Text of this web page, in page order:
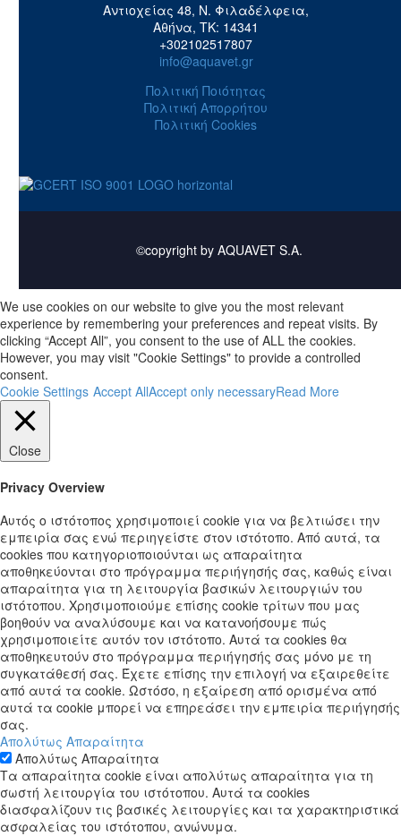
Αντιοχείας 48, Ν. Φιλαδέλφεια,
Αθήνα, ΤΚ: 14341
+302102517807
info@aquavet.gr
Πολιτική Ποιότητας
Πολιτική Απορρήτου
Πολιτική Cookies
©copyright by AQUAVET S.A.
We use cookies on our website to give you the most relevant
experience by remembering your preferences and repeat visits. By
clicking “Accept All”, you consent to the use of ALL the cookies.
However, you may visit "Cookie Settings" to provide a controlled
consent.
Cookie Settings Accept AllAccept only necessaryRead More
Close
Privacy Overview
Αυτός ο ιστότοπος χρησιμοποιεί cookie για να βελτιώσει την
εμπειρία σας ενώ περιηγείστε στον ιστότοπο. Από αυτά, τα
cookies που κατηγοριοποιούνται ως απαραίτητα
αποθηκεύονται στο πρόγραμμα περιήγησής σας, καθώς είναι
απαραίτητα για τη λειτουργία βασικών λειτουργιών του
ιστότοπου. Χρησιμοποιούμε επίσης cookie τρίτων που μας
βοηθούν να αναλύσουμε και να κατανοήσουμε πώς
χρησιμοποιείτε αυτόν τον ιστότοπο. Αυτά τα cookies θα
αποθηκευτούν στο πρόγραμμα περιήγησής σας μόνο με τη
συγκατάθεσή σας. Έχετε επίσης την επιλογή να εξαιρεθείτε
από αυτά τα cookie. Ωστόσο, η εξαίρεση από ορισμένα από
αυτά τα cookie μπορεί να επηρεάσει την εμπειρία περιήγησής
σας.
Απολύτως Απαραίτητα
Απολύτως Απαραίτητα
Τα απαραίτητα cookie είναι απολύτως απαραίτητα για τη
σωστή λειτουργία του ιστότοπου. Αυτά τα cookies
διασφαλίζουν τις βασικές λειτουργίες και τα χαρακτηριστικά
ασφαλείας του ιστότοπου, ανώνυμα.